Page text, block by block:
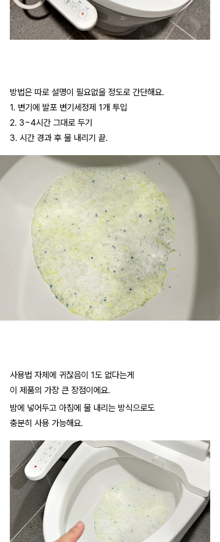
방법은 따로 설명이 필요없을 정도로 간단해요.
1. 변기에 발포 변기세정제 1개 투입
2. 3~4시간 그대로 두기
3. 시간 경과 후 물 내리기 끝.
사용법 자체에 귀찮음이 1도 없다는게
이 제품의 가장 큰 장점이에요.
밤에 넣어두고 아침에 물 내리는 방식으로도
충분히 사용 가능해요.